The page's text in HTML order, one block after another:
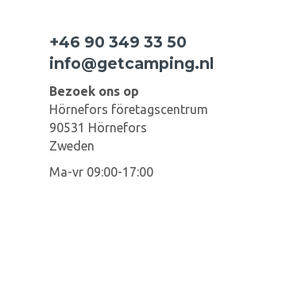
+46 90 349 33 50
info@getcamping.nl
Bezoek ons op
Hörnefors företagscentrum
90531 Hörnefors
Zweden
Ma-vr 09:00-17:00